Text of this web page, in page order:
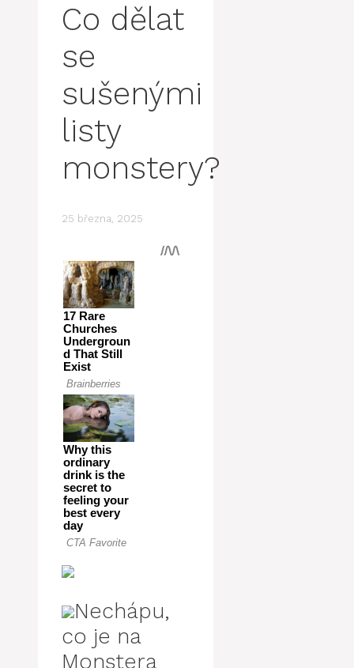
Co dělat
se
sušenými
listy
monstery?
25 března, 2025
Nechápu,
co je na
Monstera